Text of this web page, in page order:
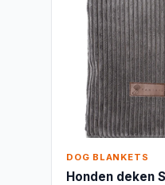
DOG BLANKETS
Honden deken